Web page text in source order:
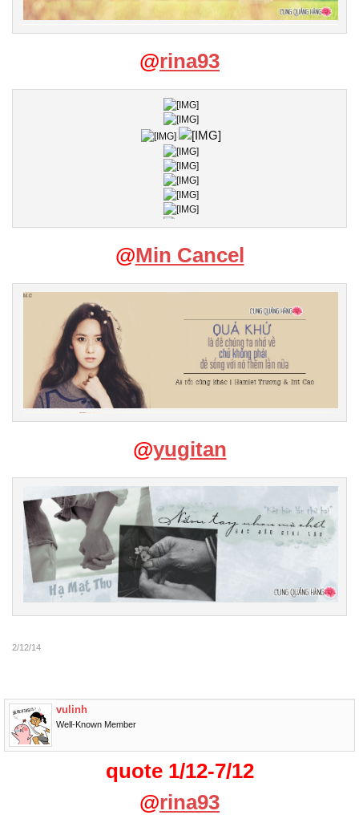
@rina93
@Min Cancel
@yugitan
2/12/14
vulinh
Well-Known Member
quote 1/12-7/12
@rina93